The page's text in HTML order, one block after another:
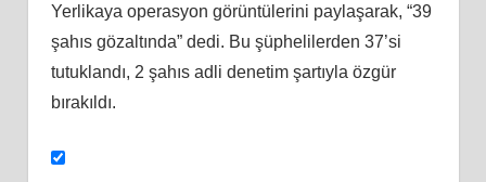
Yerlikaya operasyon görüntülerini paylaşarak, “39
şahıs gözaltında” dedi. Bu şüphelilerden 37’si
tutuklandı, 2 şahıs adli denetim şartıyla özgür
bırakıldı.